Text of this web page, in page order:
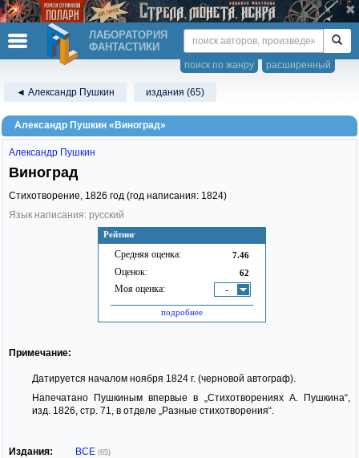
ЛАБОРАТОРИЯ
ФАНТАСТИКИ
расширенный
поиск по жанру
◄ Александр Пушкин издания (65)
Александр Пушкин «Виноград»
Рейтинг
Средняя оценка: 7.46
Оценок: 62
Моя оценка: -
подробнее
Александр Пушкин
Виноград
Стихотворение, 1826 год (год написания: 1824)
Язык написания: русский
Примечание:
Датируется началом ноября 1824 г. (черновой автограф).
Напечатано Пушкиным впервые в „Стихотворениях А. Пушкина“,
изд. 1826, стр. 71, в отделе „Разные стихотворения“.
Издания: ВСЕ (65)